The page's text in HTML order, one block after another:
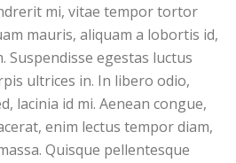
mi, vitae tempor tortor
mauris, aliquam a lobortis id,
Suspendisse egestas luctus
ultrices in. In libero odio,
lacinia id mi. Aenean congue,
enim lectus tempor diam,
Quisque pellentesque